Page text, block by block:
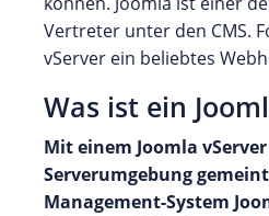
Vertreter unter den CMS.
vServer ein beliebtes
Was ist ein
Mit einem Joomla
Serverumgebung
Management-System